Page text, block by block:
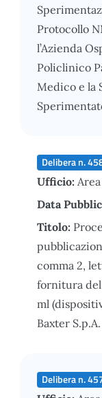
Protocollo
l’Azienda
Policlinico
Medico e la
Delibera n.
Ufficio:
Data
Titolo:
comma 2,
fornitura del
ml
Baxter
Delibera n.